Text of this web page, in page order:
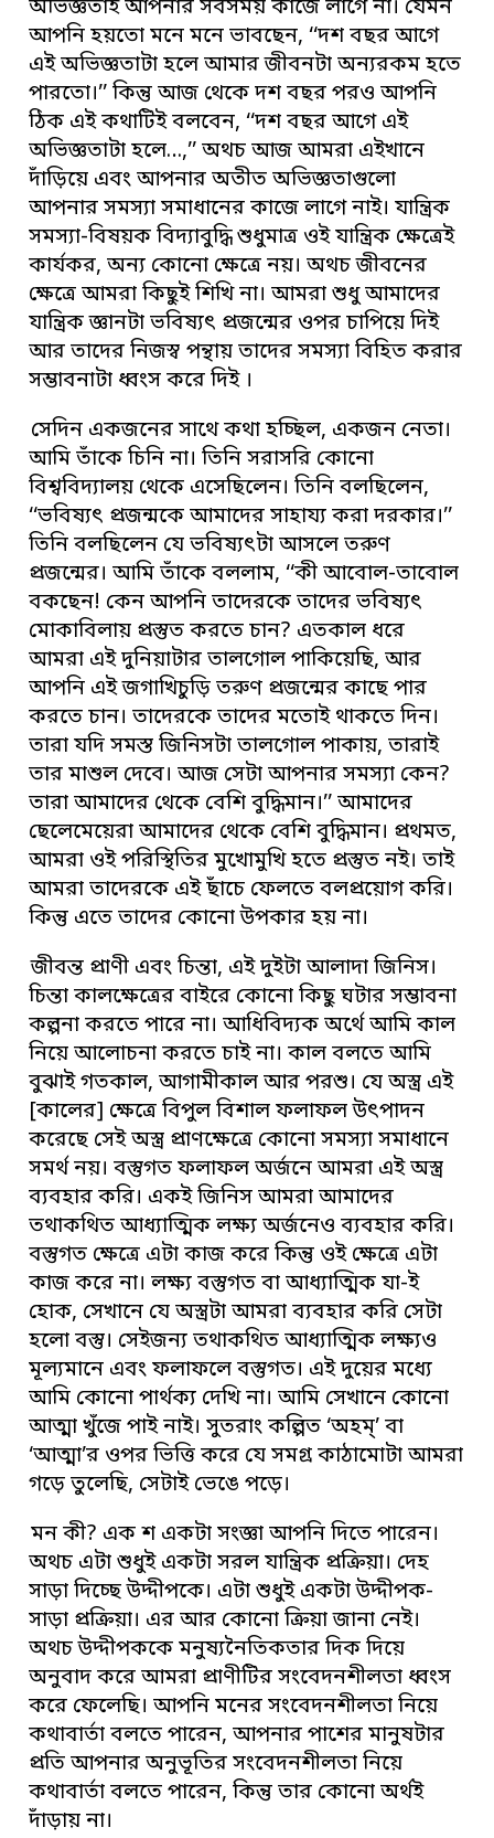
অভিজ্ঞতাই আপনার সবসময় কাজে লাগে না। যেমন
আপনি হয়তো মনে মনে ভাবছেন, ‘‘দশ বছর আগে
এই অভিজ্ঞতাটা হলে আমার জীবনটা অন্যরকম হতে
পারতো।’’ কিন্তু আজ থেকে দশ বছর পরও আপনি
ঠিক এই কথাটিই বলবেন, ‘‘দশ বছর আগে এই
অভিজ্ঞতাটা হলে…,’’ অথচ আজ আমরা এইখানে
দাঁড়িয়ে এবং আপনার অতীত অভিজ্ঞতাগুলো
আপনার সমস্যা সমাধানের কাজে লাগে নাই। যান্ত্রিক
সমস্যা-বিষয়ক বিদ্যাবুদ্ধি শুধুমাত্র ওই যান্ত্রিক ক্ষেত্রেই
কার্যকর, অন্য কোনো ক্ষেত্রে নয়। অথচ জীবনের
ক্ষেত্রে আমরা কিছুই শিখি না। আমরা শুধু আমাদের
যান্ত্রিক জ্ঞানটা ভবিষ্যৎ প্রজন্মের ওপর চাপিয়ে দিই
আর তাদের নিজস্ব পন্থায় তাদের সমস্যা বিহিত করার
সম্ভাবনাটা ধ্বংস করে দিই ।
সেদিন একজনের সাথে কথা হচ্ছিল, একজন নেতা।
আমি তাঁকে চিনি না। তিনি সরাসরি কোনো
বিশ্ববিদ্যালয় থেকে এসেছিলেন। তিনি বলছিলেন,
‘‘ভবিষ্যৎ প্রজন্মকে আমাদের সাহায্য করা দরকার।’’
তিনি বলছিলেন যে ভবিষ্যৎটা আসলে তরুণ
প্রজন্মের। আমি তাঁকে বললাম, ‘‘কী আবোল-তাবোল
বকছেন! কেন আপনি তাদেরকে তাদের ভবিষ্যৎ
মোকাবিলায় প্রস্তুত করতে চান? এতকাল ধরে
আমরা এই দুনিয়াটার তালগোল পাকিয়েছি, আর
আপনি এই জগাখিচুড়ি তরুণ প্রজন্মের কাছে পার
করতে চান। তাদেরকে তাদের মতোই থাকতে দিন।
তারা যদি সমস্ত জিনিসটা তালগোল পাকায়, তারাই
তার মাশুল দেবে। আজ সেটা আপনার সমস্যা কেন?
তারা আমাদের থেকে বেশি বুদ্ধিমান।’’ আমাদের
ছেলেমেয়েরা আমাদের থেকে বেশি বুদ্ধিমান। প্রথমত,
আমরা ওই পরিস্থিতির মুখোমুখি হতে প্রস্তুত নই। তাই
আমরা তাদেরকে এই ছাঁচে ফেলতে বলপ্রয়োগ করি।
কিন্তু এতে তাদের কোনো উপকার হয় না।
জীবন্ত প্রাণী এবং চিন্তা, এই দুইটা আলাদা জিনিস।
চিন্তা কালক্ষেত্রের বাইরে কোনো কিছু ঘটার সম্ভাবনা
কল্পনা করতে পারে না। আধিবিদ্যক অর্থে আমি কাল
নিয়ে আলোচনা করতে চাই না। কাল বলতে আমি
বুঝাই গতকাল, আগামীকাল আর পরশু। যে অস্ত্র এই
[কালের] ক্ষেত্রে বিপুল বিশাল ফলাফল উৎপাদন
করেছে সেই অস্ত্র প্রাণক্ষেত্রে কোনো সমস্যা সমাধানে
সমর্থ নয়। বস্তুগত ফলাফল অর্জনে আমরা এই অস্ত্র
ব্যবহার করি। একই জিনিস আমরা আমাদের
তথাকথিত আধ্যাত্মিক লক্ষ্য অর্জনেও ব্যবহার করি।
বস্তুগত ক্ষেত্রে এটা কাজ করে কিন্তু ওই ক্ষেত্রে এটা
কাজ করে না। লক্ষ্য বস্তুগত বা আধ্যাত্মিক যা-ই
হোক, সেখানে যে অস্ত্রটা আমরা ব্যবহার করি সেটা
হলো বস্তু। সেইজন্য তথাকথিত আধ্যাত্মিক লক্ষ্যও
মূল্যমানে এবং ফলাফলে বস্তুগত। এই দুয়ের মধ্যে
আমি কোনো পার্থক্য দেখি না। আমি সেখানে কোনো
আত্মা খুঁজে পাই নাই। সুতরাং কল্পিত ‘অহম্’ বা
‘আত্মা’র ওপর ভিত্তি করে যে সমগ্র কাঠামোটা আমরা
গড়ে তুলেছি, সেটাই ভেঙে পড়ে।
মন কী? এক শ একটা সংজ্ঞা আপনি দিতে পারেন।
অথচ এটা শুধুই একটা সরল যান্ত্রিক প্রক্রিয়া। দেহ
সাড়া দিচ্ছে উদ্দীপকে। এটা শুধুই একটা উদ্দীপক-
সাড়া প্রক্রিয়া। এর আর কোনো ক্রিয়া জানা নেই।
অথচ উদ্দীপককে মনুষ্যনৈতিকতার দিক দিয়ে
অনুবাদ করে আমরা প্রাণীটির সংবেদনশীলতা ধ্বংস
করে ফেলেছি। আপনি মনের সংবেদনশীলতা নিয়ে
কথাবার্তা বলতে পারেন, আপনার পাশের মানুষটার
প্রতি আপনার অনুভূতির সংবেদনশীলতা নিয়ে
কথাবার্তা বলতে পারেন, কিন্তু তার কোনো অর্থই
দাঁড়ায় না।